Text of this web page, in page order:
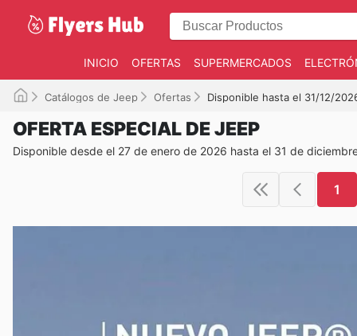
INICIO OFERTAS SUPERMERCADOS
Catálogos de Jeep Ofertas Disponible hasta el 31/12/
OFERTA ESPECIAL DE JEEP
Disponible desde el 27 de enero de 2026 hasta el 31 de
1